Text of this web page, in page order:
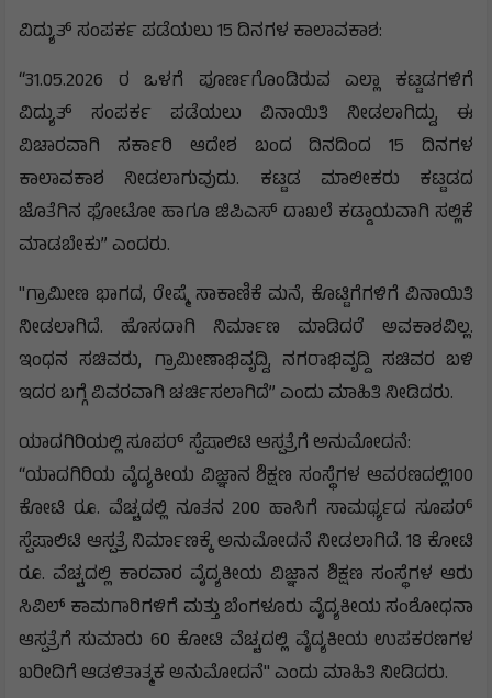
ವಿದ್ಯುತ್ ಸಂಪರ್ಕ ಪಡೆಯಲು 15 ದಿನಗಳ ಕಾಲಾವಕಾಶ:
“31.05.2026 ರ ಒಳಗೆ ಪೂರ್ಣಗೊಂಡಿರುವ ಎಲ್ಲಾ ಕಟ್ಟಡಗಳಿಗೆ
ವಿದ್ಯುತ್ ಸಂಪರ್ಕ ಪಡೆಯಲು ವಿನಾಯಿತಿ ನೀಡಲಾಗಿದ್ದು, ಈ
ವಿಚಾರವಾಗಿ ಸರ್ಕಾರಿ ಆದೇಶ ಬಂದ ದಿನದಿಂದ 15 ದಿನಗಳ
ಕಾಲಾವಕಾಶ ನೀಡಲಾಗುವುದು. ಕಟ್ಟಡ ಮಾಲೀಕರು ಕಟ್ಟಡದ
ಜೊತೆಗಿನ ಫೋಟೋ ಹಾಗೂ ಜಿಪಿಎಸ್ ದಾಖಲೆ ಕಡ್ಡಾಯವಾಗಿ ಸಲ್ಲಿಕೆ
ಮಾಡಬೇಕು” ಎಂದರು.
"ಗ್ರಾಮೀಣ ಭಾಗದ, ರೇಷ್ಮೆ ಸಾಕಾಣಿಕೆ ಮನೆ, ಕೊಟ್ಟಿಗೆಗಳಿಗೆ ವಿನಾಯಿತಿ
ನೀಡಲಾಗಿದೆ. ಹೊಸದಾಗಿ ನಿರ್ಮಾಣ ಮಾಡಿದರೆ ಅವಕಾಶವಿಲ್ಲ.
ಇಂಧನ ಸಚಿವರು, ಗ್ರಾಮೀಣಾಭಿವೃದ್ದಿ, ನಗರಾಭಿವೃದ್ದಿ ಸಚಿವರ ಬಳಿ
ಇದರ ಬಗ್ಗೆ ವಿವರವಾಗಿ ಚರ್ಚಿಸಲಾಗಿದೆ” ಎಂದು ಮಾಹಿತಿ ನೀಡಿದರು.
ಯಾದಗಿರಿಯಲ್ಲಿ ಸೂಪರ್ ಸ್ಪೆಷಾಲಿಟಿ ಆಸ್ಪತ್ರೆಗೆ ಅನುಮೋದನೆ:
“ಯಾದಗಿರಿಯ ವೈದ್ಯಕೀಯ ವಿಜ್ಞಾನ ಶಿಕ್ಷಣ ಸಂಸ್ಥೆಗಳ ಆವರಣದಲ್ಲಿ100
ಕೋಟಿ ರೂ. ವೆಚ್ಚದಲ್ಲಿ ನೂತನ 200 ಹಾಸಿಗೆ ಸಾಮರ್ಥ್ಯದ ಸೂಪರ್
ಸ್ಪೆಷಾಲಿಟಿ ಆಸ್ಪತ್ರೆ ನಿರ್ಮಾಣಕ್ಕೆ ಅನುಮೋದನೆ ನೀಡಲಾಗಿದೆ. 18 ಕೋಟಿ
ರೂ. ವೆಚ್ಚದಲ್ಲಿ ಕಾರವಾರ ವೈದ್ಯಕೀಯ ವಿಜ್ಞಾನ ಶಿಕ್ಷಣ ಸಂಸ್ಥೆಗಳ ಆರು
ಸಿವಿಲ್ ಕಾಮಗಾರಿಗಳಿಗೆ ಮತ್ತು ಬೆಂಗಳೂರು ವೈದ್ಯಕೀಯ ಸಂಶೋಧನಾ
ಆಸ್ಪತ್ರೆಗೆ ಸುಮಾರು 60 ಕೋಟಿ ವೆಚ್ಚದಲ್ಲಿ ವೈದ್ಯಕೀಯ ಉಪಕರಣಗಳ
ಖರೀದಿಗೆ ಆಡಳಿತಾತ್ಮಕ ಅನುಮೋದನೆ" ಎಂದು ಮಾಹಿತಿ ನೀಡಿದರು.